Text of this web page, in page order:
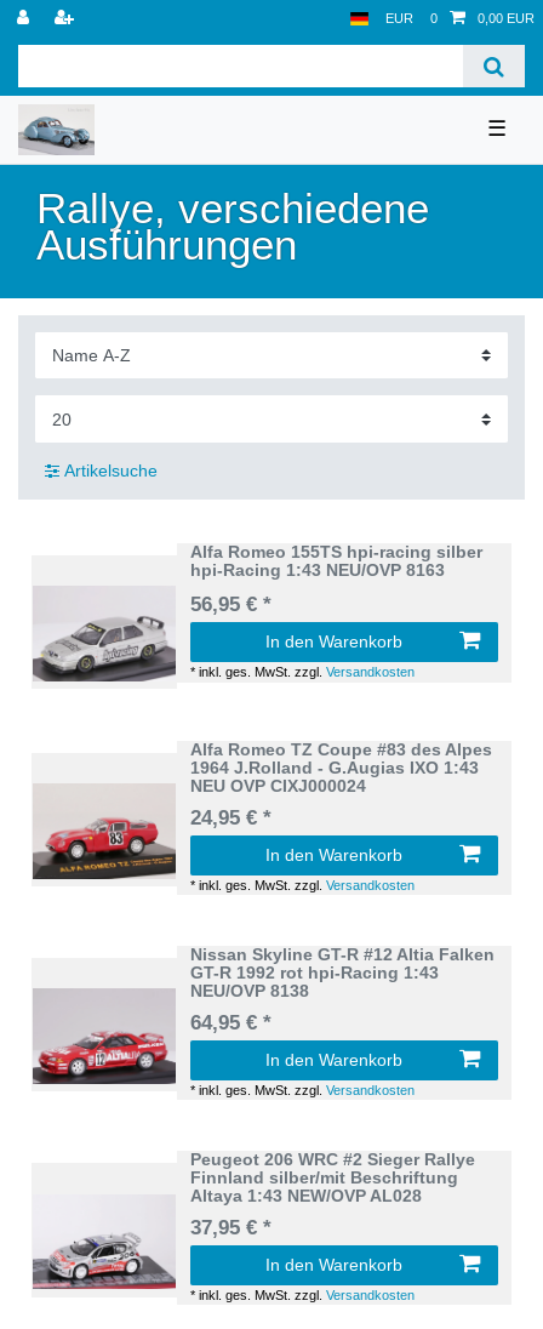
EUR 0 0,00 EUR
☰
Rallye, verschiedene
Ausführungen
Artikelsuche
Alfa Romeo 155TS hpi-racing silber
hpi-Racing 1:43 NEU/OVP 8163
56,95 € *
In den Warenkorb
*inkl. ges. MwSt. zzgl.Versandkosten
Alfa Romeo TZ Coupe #83 des Alpes
1964 J.Rolland - G.Augias IXO 1:43
NEU OVP CIXJ000024
24,95 € *
In den Warenkorb
*inkl. ges. MwSt. zzgl.Versandkosten
Nissan Skyline GT-R #12 Altia Falken
GT-R 1992 rot hpi-Racing 1:43
NEU/OVP 8138
64,95 € *
In den Warenkorb
*inkl. ges. MwSt. zzgl.Versandkosten
Peugeot 206 WRC #2 Sieger Rallye
Finnland silber/mit Beschriftung
Altaya 1:43 NEW/OVP AL028
37,95 € *
In den Warenkorb
*inkl. ges. MwSt. zzgl.Versandkosten